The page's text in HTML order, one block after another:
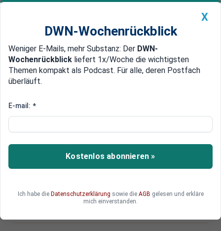
Newsticker MEIN DWN: Geldanlage Premium
Edelmetalle DWN-Magazin China
„Klares Abwärtsrisiko“
EU-Kommission senkt
Wachstums-Prognosen für
Europa
Die EU-Kommission hat ihre
Staaten gesenkt.
X
DWN-Wochenrückblick
Weniger E-Mails, mehr Substanz: Der DWN-
Wochenrückblick liefert 1x/Woche die wichtigsten
Themen kompakt als Podcast. Für alle, deren Postfach
überläuft.
E-mail: *
Kostenlos abonnieren »
Ich habe die Datenschutzerklärung sowie die AGB gelesen und erkläre
mich einverstanden.